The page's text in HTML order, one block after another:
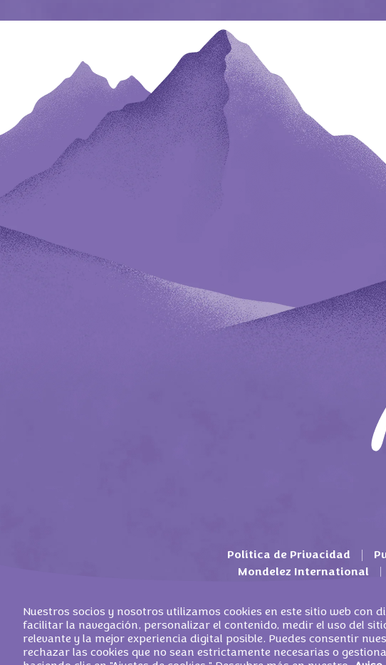
Política de Privacidad
Mondelez International
© 2026 MONDELEZ ESPANA COMMERCIAL
Nuestros socios y nosotros utilizamos cookies en este sitio web con
facilitar la navegación, personalizar el contenido, medir el uso del
relevante y la mejor experiencia digital posible. Puedes consentir
rechazar las cookies que no sean estrictamente necesarias o